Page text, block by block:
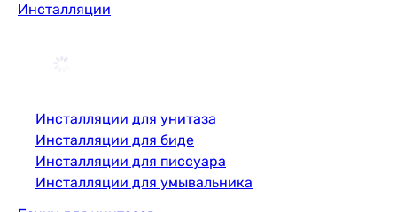
Инсталляции
Инсталляции для унитаза
Инсталляции для биде
Инсталляции для писсуара
Инсталляции для умывальника